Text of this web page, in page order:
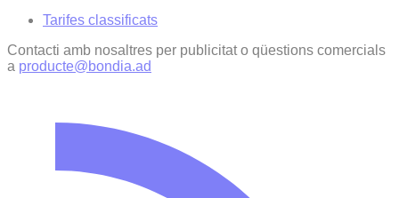
Tarifes classificats
Contacti amb nosaltres per publicitat o qüestions comercials
a producte@bondia.ad